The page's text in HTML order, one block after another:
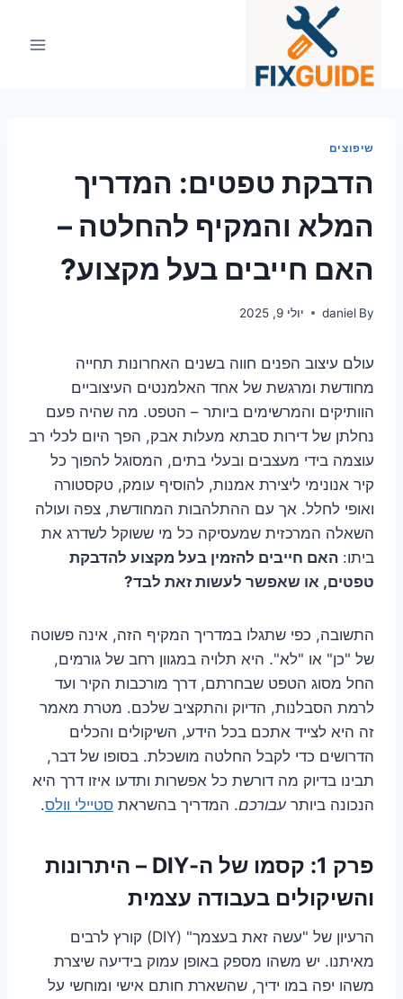
שיפוצים
הדבקת טפטים: המדריך
המלא והמקיף להחלטה –
האם חייבים בעל מקצוע?
By
daniel יולי 9, 2025
עולם עיצוב הפנים חווה בשנים האחרונות תחייה
מחודשת ומרגשת של אחד האלמנטים העיצוביים
הוותיקים והמרשימים ביותר – הטפט. מה שהיה פעם
נחלתן של דירות סבתא מעלות אבק, הפך היום לכלי רב
עוצמה בידי מעצבים ובעלי בתים, המסוגל להפוך כל
קיר אנונימי ליצירת אמנות, להוסיף עומק, טקסטורה
ואופי לחלל. אך עם ההתלהבות המחודשת, צפה ועולה
השאלה המרכזית שמעסיקה כל מי ששוקל לשדרג את
ביתו: האם חייבים להזמין בעל מקצוע להדבקת
טפטים, או שאפשר לעשות זאת לבד?
התשובה, כפי שתגלו במדריך המקיף הזה, אינה פשוטה
של "כן" או "לא". היא תלויה במגוון רחב של גורמים,
החל מסוג הטפט שבחרתם, דרך מורכבות הקיר ועד
לרמת הסבלנות, הדיוק והתקציב שלכם. מטרת מאמר
זה היא לצייד אתכם בכל הידע, השיקולים והכלים
הדרושים כדי לקבל החלטה מושכלת. בסופו של דבר,
תבינו בדיוק מה דורשת כל אפשרות ותדעו איזו דרך היא
הנכונה ביותר עבורכם. המדריך בהשראת סטיילי וולס.
פרק 1: קסמו של ה-DIY – היתרונות
והשיקולים בעבודה עצמית
הרעיון של "עשה זאת בעצמך" (DIY) קורץ לרבים
מאיתנו. יש משהו מספק באופן עמוק בידיעה שיצרת
משהו יפה במו ידיך, שהשארת חותם אישי ומוחשי על